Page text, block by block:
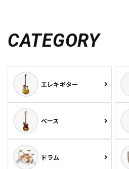
CATEGORY
エレキギター
ベース
ドラム